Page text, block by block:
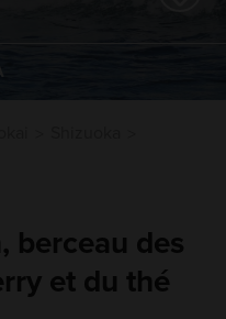
berceau des
et du thé